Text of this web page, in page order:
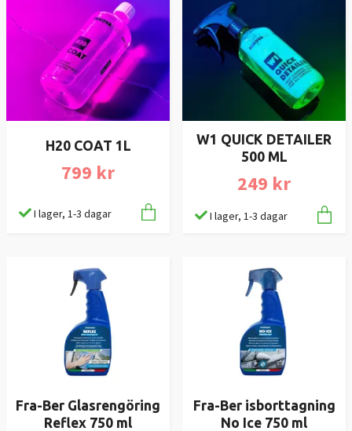
H20 COAT 1L
799 kr
I lager, 1-3 dagar
W1 QUICK DETAILER
500 ML
249 kr
I lager, 1-3 dagar
Fra-Ber Glasrengöring
Reflex 750 ml
Fra-Ber isborttagning
No Ice 750 ml